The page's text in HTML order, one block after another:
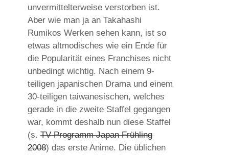
unvermittelterweise verstorben ist.
Aber wie man ja an Takahashi
Rumikos Werken sehen kann, ist so
etwas altmodisches wie ein Ende für
die Popularität eines Franchises nicht
unbedingt wichtig. Nach einem 9-
teiligen japanischen Drama und einem
30-teiligen taiwanesischen, welches
gerade in die zweite Staffel gegangen
war, kommt deshalb nun diese Staffel
(s. TV Programm Japan Frühling
2008) das erste Anime. Die üblichen